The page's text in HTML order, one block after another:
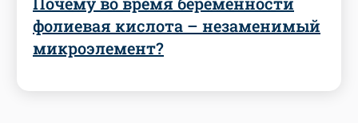
фолиевая кислота – незаменимый
микроэлемент?